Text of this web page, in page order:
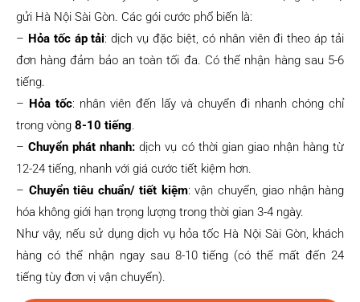
gửi Hà Nội Sài Gòn. Các gói cước phổ biến là:
– Hỏa tốc áp tải: dịch vụ đặc biệt, có nhân viên đi theo áp tải
đơn hàng đảm bảo an toàn tối đa. Có thể nhận hàng sau 5-6
tiếng.
– Hỏa tốc: nhân viên đến lấy và chuyển đi nhanh chóng chỉ
trong vòng 8-10 tiếng.
–Chuyển phát nhanh: dịch vụ có thời gian giao nhận hàng từ
12-24 tiếng, nhanh với giá cước tiết kiệm hơn.
– Chuyển tiêu chuẩn/ tiết kiệm: vận chuyển, giao nhận hàng
hóa không giới hạn trọng lượng trong thời gian 3-4 ngày.
Như vậy, nếu sử dụng dịch vụ hỏa tốc Hà Nội Sài Gòn, khách
hàng có thể nhận ngay sau 8-10 tiếng (có thể mất đến 24
tiếng tùy đơn vị vận chuyển).